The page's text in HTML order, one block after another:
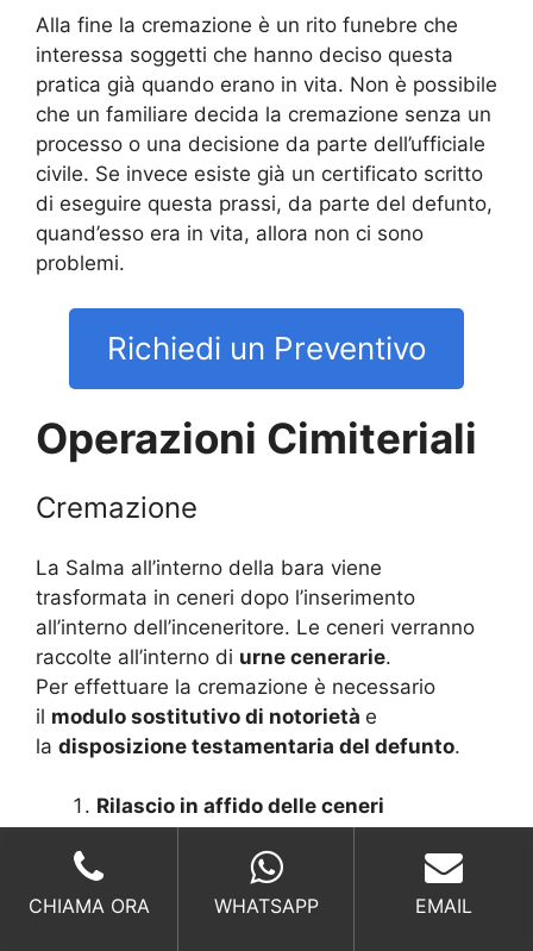
Alla fine la cremazione è un rito funebre che
interessa soggetti che hanno deciso questa
pratica già quando erano in vita. Non è possibile
che un familiare decida la cremazione senza un
processo o una decisione da parte dell’ufficiale
civile. Se invece esiste già un certificato scritto
di eseguire questa prassi, da parte del defunto,
quand’esso era in vita, allora non ci sono
problemi.
Richiedi un Preventivo
Operazioni Cimiteriali
Cremazione
La Salma all’interno della bara viene
trasformata in ceneri dopo l’inserimento
all’interno dell’inceneritore. Le ceneri verranno
raccolte all’interno di urne cenerarie.
Per effettuare la cremazione è necessario
il modulo sostitutivo di notorietà e
la disposizione testamentaria del defunto.
Rilascio in affido delle ceneri
Tumulazione o Inumazione delle ceneri
CHIAMA ORA WHATSAPP EMAIL